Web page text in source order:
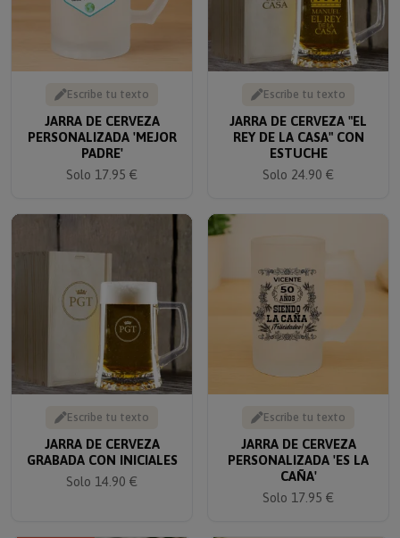
Escribe tu texto
JARRA DE CERVEZA
PERSONALIZADA 'MEJOR
PADRE'
Solo 17.95 €
Escribe tu texto
JARRA DE CERVEZA "EL
REY DE LA CASA" CON
ESTUCHE
Solo 24.90 €
Escribe tu texto
JARRA DE CERVEZA
GRABADA CON INICIALES
Solo 14.90 €
Escribe tu texto
JARRA DE CERVEZA
PERSONALIZADA 'ES LA
CAÑA'
Solo 17.95 €